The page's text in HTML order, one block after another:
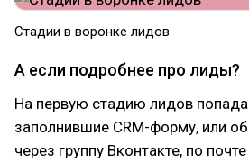
Стадии в воронке лидов
А если подробнее про лиды?
На первую стадию лидов
заполнившие CRM-форму, или
через группу Вконтакте, по